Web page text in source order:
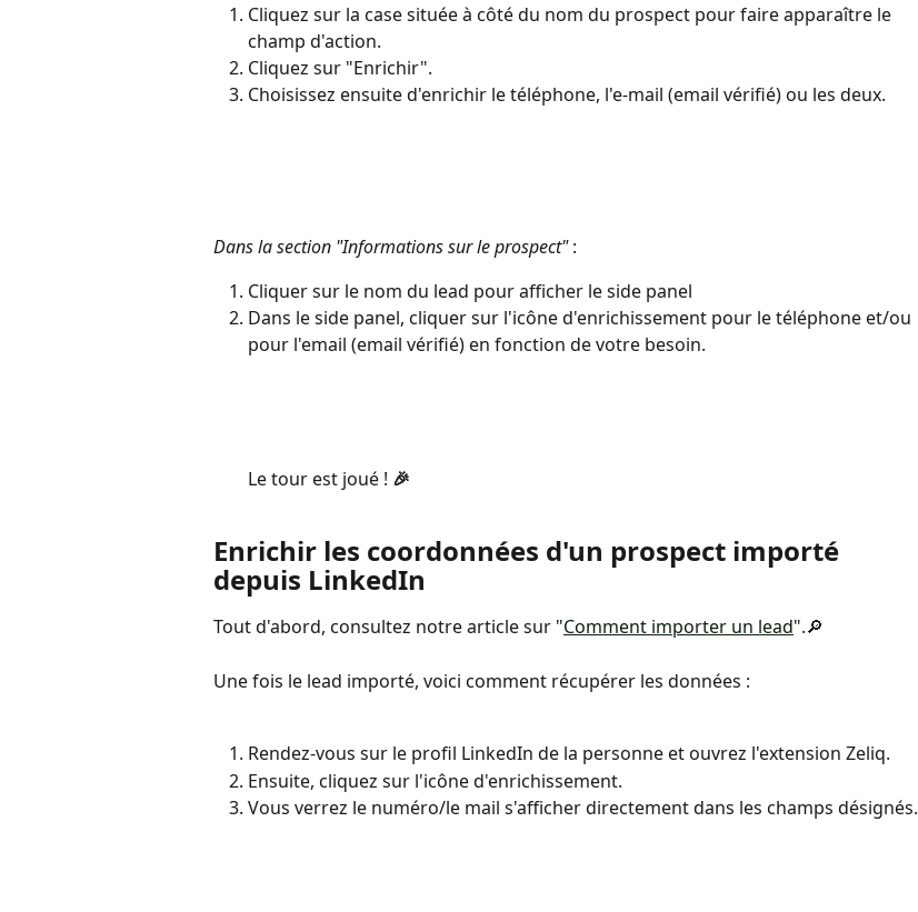
Cliquez sur la case située à côté du nom du prospect pour faire apparaître le
champ d'action.
Cliquez sur "Enrichir".
Choisissez ensuite d'enrichir le téléphone, l'e-mail (email vérifié) ou les deux.
Dans la section "Informations sur le prospect" :
Cliquer sur le nom du lead pour afficher le side panel
Dans le side panel, cliquer sur l'icône d'enrichissement pour le téléphone et/ou
pour l'email (email vérifié) en fonction de votre besoin.
​Le tour est joué ! 🎉
Enrichir les coordonnées d'un prospect importé
depuis LinkedIn
Tout d'abord, consultez notre article sur "Comment importer un lead".🔎
Une fois le lead importé, voici comment récupérer les données :
Rendez-vous sur le profil LinkedIn de la personne et ouvrez l'extension Zeliq.
Ensuite, cliquez sur l'icône d'enrichissement.
Vous verrez le numéro/le mail s'afficher directement dans les champs désignés.